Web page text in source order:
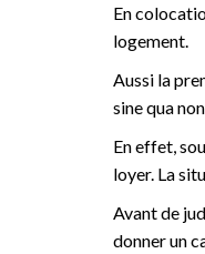
En
logement.
Aussi la
sine qua
En effet,
loyer. La
Avant de
donner un